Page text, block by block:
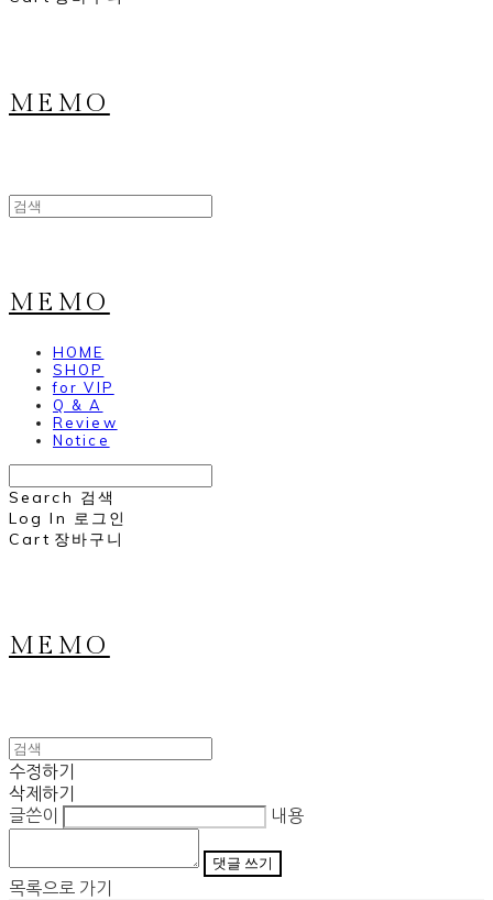
MEMO
MEMO
HOME
SHOP
for VIP
Q & A
Review
Notice
Search 검색
Log In 로그인
Cart 장바구니
MEMO
수정하기
삭제하기
글쓴이
내용
댓글 쓰기
목록으로 가기